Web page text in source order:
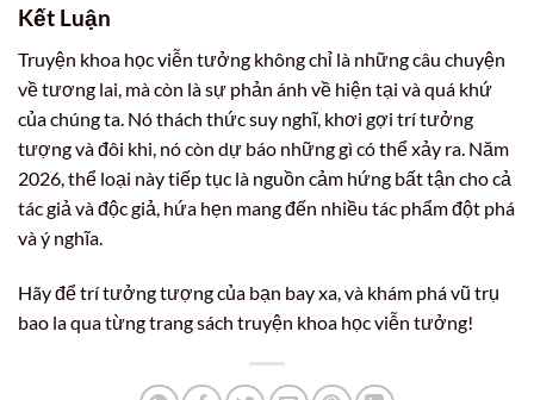
Kết Luận
Truyện khoa học viễn tưởng không chỉ là những câu chuyện
về tương lai, mà còn là sự phản ánh về hiện tại và quá khứ
của chúng ta. Nó thách thức suy nghĩ, khơi gợi trí tưởng
tượng và đôi khi, nó còn dự báo những gì có thể xảy ra. Năm
2026, thể loại này tiếp tục là nguồn cảm hứng bất tận cho cả
tác giả và độc giả, hứa hẹn mang đến nhiều tác phẩm đột phá
và ý nghĩa.
Hãy để trí tưởng tượng của bạn bay xa, và khám phá vũ trụ
bao la qua từng trang sách truyện khoa học viễn tưởng!